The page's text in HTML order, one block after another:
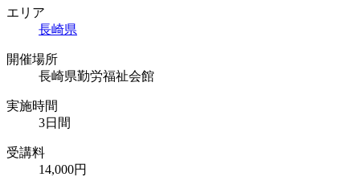
エリア
長崎県
開催場所
長崎県勤労福祉会館
実施時間
3日間
受講料
14,000円